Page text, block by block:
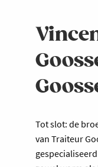
Tot slot: de
van Traiteur